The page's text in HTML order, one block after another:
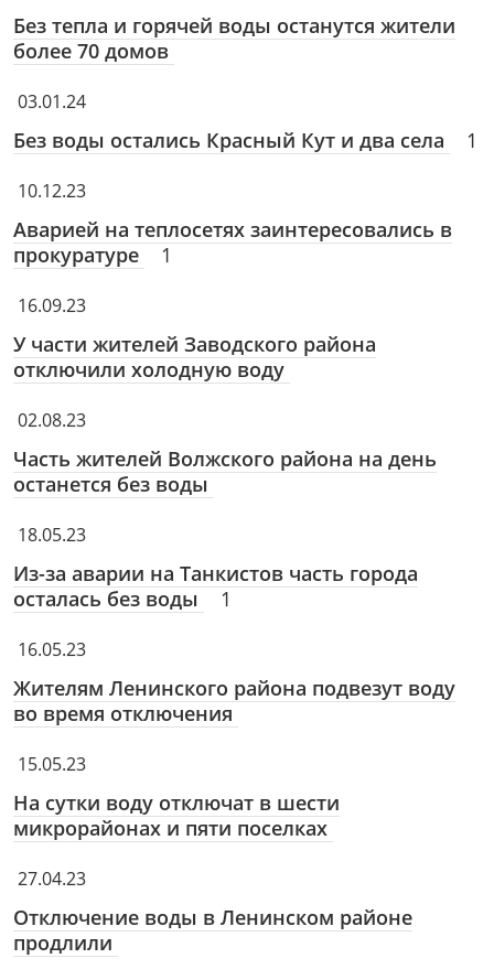
Без тепла и горячей воды останутся жители
более 70 домов
03.01.24
Без воды остались Красный Кут и два села 1
10.12.23
Аварией на теплосетях заинтересовались в
прокуратуре
1
16.09.23
У части жителей Заводского района
отключили холодную воду
02.08.23
Часть жителей Волжского района на день
останется без воды
18.05.23
Из-за аварии на Танкистов часть города
осталась без воды
1
16.05.23
Жителям Ленинского района подвезут воду
во время отключения
15.05.23
На сутки воду отключат в шести
микрорайонах и пяти поселках
27.04.23
Отключение воды в Ленинском районе
продлили